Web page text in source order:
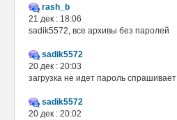
rash_b
21 дек : 18:06
sadik5572, все архивы без паролей
sadik5572
20 дек : 20:03
загрузка не идет пароль спрашивает
sadik5572
20 дек : 20:02